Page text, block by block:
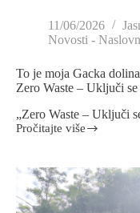
11/06/2026
Novosti -
To je moja Gacka
Zero Waste – Uključi
„Zero Waste – Uključi
Pročitajte više